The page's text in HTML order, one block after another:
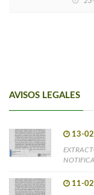
AVISOS LEGALES
13-
11-